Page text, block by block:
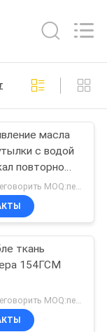
масла
с водой
повторно
для
лично переговорить MOQ:переговоров
ткань
154ГСМ